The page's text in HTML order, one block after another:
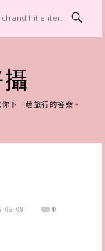
下一趟旅行的答案。
05-09 0